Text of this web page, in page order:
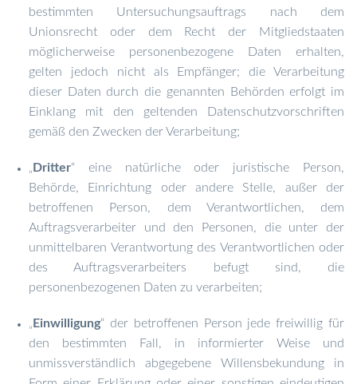
bestimmten Untersuchungsauftrags nach dem
Unionsrecht oder dem Recht der Mitgliedstaaten
möglicherweise personenbezogene Daten erhalten,
gelten jedoch nicht als Empfänger; die Verarbeitung
dieser Daten durch die genannten Behörden erfolgt im
Einklang mit den geltenden Datenschutzvorschriften
gemäß den Zwecken der Verarbeitung;
„ Dritter“ eine natürliche oder juristische Person,
Behörde, Einrichtung oder andere Stelle, außer der
betroffenen Person, dem Verantwortlichen, dem
Auftragsverarbeiter und den Personen, die unter der
unmittelbaren Verantwortung des Verantwortlichen oder
des Auftragsverarbeiters befugt sind, die
personenbezogenen Daten zu verarbeiten;
„ Einwilligung“ der betroffenen Person jede freiwillig für
den bestimmten Fall, in informierter Weise und
unmissverständlich abgegebene Willensbekundung in